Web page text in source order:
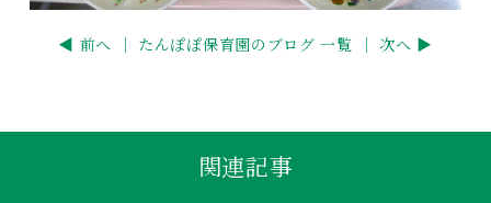
◀ 前へ ｜ たんぽぽ保育園のブログ 一覧 ｜ 次へ ▶
関連記事